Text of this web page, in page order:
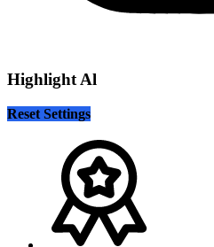
Highlight Al
Reset Settings